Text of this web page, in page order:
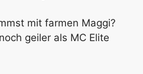
mit farmen Maggi?
geiler als MC Elite